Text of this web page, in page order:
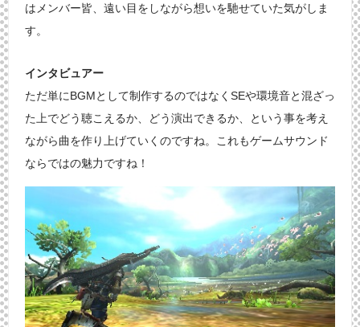
はメンバー皆、遠い目をしながら想いを馳せていた気がしま
す。
インタビュアー
ただ単にBGMとして制作するのではなくSEや環境音と混ざっ
た上でどう聴こえるか、どう演出できるか、という事を考え
ながら曲を作り上げていくのですね。これもゲームサウンド
ならではの魅力ですね！